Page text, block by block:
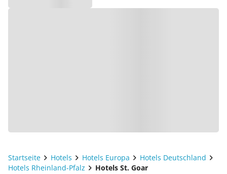
Startseite Hotels Hotels Europa
Hotels Deutschland
Hotels Rheinland-Pfalz
Hotels St. Goar